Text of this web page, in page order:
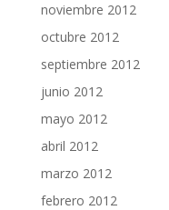
noviembre 2012
octubre 2012
septiembre 2012
junio 2012
mayo 2012
abril 2012
marzo 2012
febrero 2012